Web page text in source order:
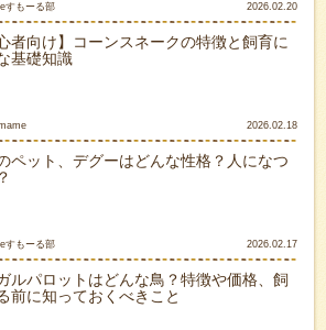
すもーる部 2026.02.20
心者向け】コーンスネークの特徴と飼育に
基礎知識
2026.02.18
ペット、デグーはどんな性格？人になつ
すもーる部 2026.02.17
ルパロットはどんな鳥？特徴や価格、飼
前に知っておくべきこと